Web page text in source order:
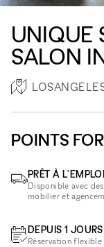
UNIQUE
SALON
POINTS
PRÊT À L'EMPLOI
Disponible avec
mobilier et
DEPUIS 1 JOURS
Réservation flexible